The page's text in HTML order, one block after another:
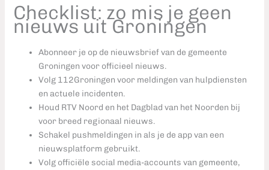
Checklist: zo mis je geen
nieuws uit Groningen
Abonneer je op de nieuwsbrief van de gemeente
Groningen voor officieel nieuws.
Volg 112Groningen voor meldingen van hulpdiensten
en actuele incidenten.
Houd RTV Noord en het Dagblad van het Noorden bij
voor breed regionaal nieuws.
Schakel pushmeldingen in als je de app van een
nieuwsplatform gebruikt.
Volg officiële social media-accounts van gemeente,